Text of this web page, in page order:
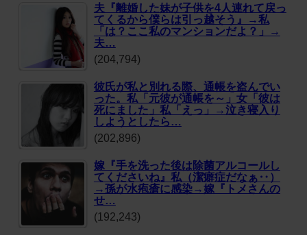
夫『離婚した妹が子供を4人連れて戻っ
てくるから僕らは引っ越そう』→私
「は？ここ私のマンションだよ？」→
夫…
(204,794)
彼氏が私と別れる際、通帳を盗んでい
った。私「元彼が通帳を～」女「彼は
死にました」私「えっ」→泣き寝入り
しようとしたら…
(202,896)
嫁『手を洗った後は除菌アルコールし
てくださいね』私（潔癖症だなぁ‥）
→孫が水疱瘡に感染→嫁『トメさんの
せ…
(192,243)